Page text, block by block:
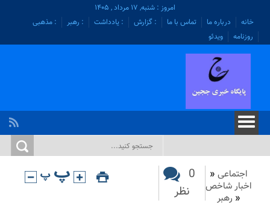
امروز : شنبه, ۱۷ مرداد , ۱۴۰۵
خانه
درباره ما تماس با ما : گزارش : یادداشت : رهبر
: مذهبی
روزنامه
ویدئو
اجتماعی «
اخبار شاخص
« رهبر
0
نظر